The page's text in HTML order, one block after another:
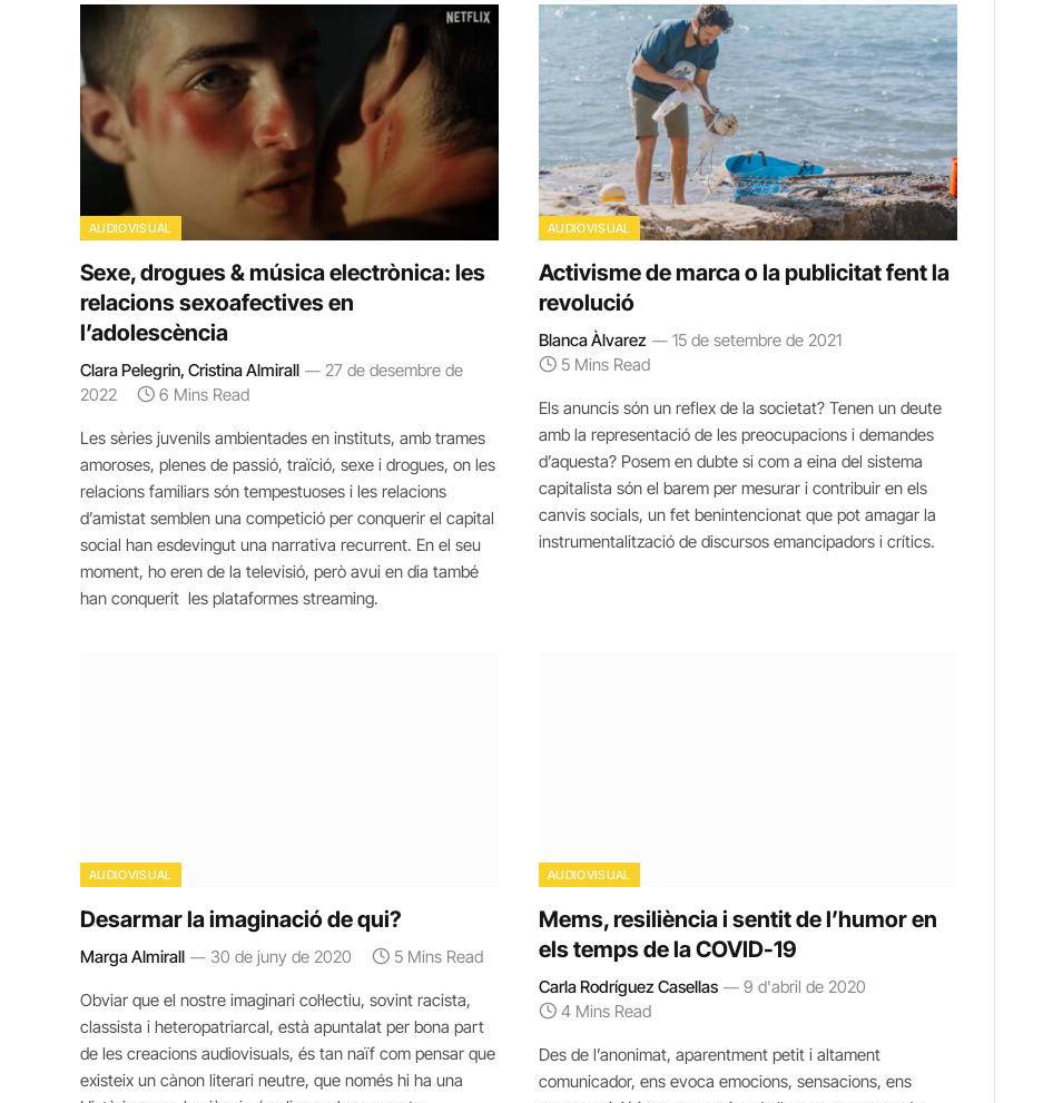
AUDIOVISUAL
Sexe, drogues & música electrònica: les
relacions sexoafectives en
l’adolescència
Clara Pelegrin, Cristina Almirall
27 de desembre de
2022
6 Mins Read
Les sèries juvenils ambientades en instituts, amb trames
amoroses, plenes de passió, traïció, sexe i drogues, on les
relacions familiars són tempestuoses i les relacions
d’amistat semblen una competició per conquerir el capital
social han esdevingut una narrativa recurrent. En el seu
moment, ho eren de la televisió, però avui en dia també
han conquerit les plataformes streaming.
AUDIOVISUAL
Activisme de marca o la publicitat fent la
revolució
Blanca Àlvarez
15 de setembre de 2021
5 Mins Read
Els anuncis són un reflex de la societat? Tenen un deute
amb la representació de les preocupacions i demandes
d’aquesta? Posem en dubte si com a eina del sistema
capitalista són el barem per mesurar i contribuir en els
canvis socials, un fet benintencionat que pot amagar la
instrumentalització de discursos emancipadors i crítics.
AUDIOVISUAL
Desarmar la imaginació de qui?
Marga Almirall 30 de juny de 2020 5 Mins Read
Obviar que el nostre imaginari col·lectiu, sovint racista,
classista i heteropatriarcal, està apuntalat per bona part
de les creacions audiovisuals, és tan naïf com pensar que
existeix un cànon literari neutre, que només hi ha una
AUDIOVISUAL
Mems, resiliència i sentit de l’humor en
els temps de la COVID-19
Carla Rodríguez Casellas
9 d'abril de 2020
4 Mins Read
Des de l’anonimat, aparentment petit i altament
comunicador, ens evoca emocions, sensacions, ens